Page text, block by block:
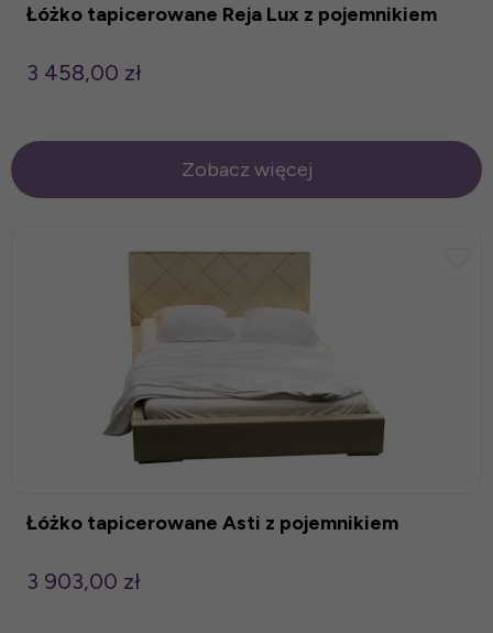
Łóżko tapicerowane Reja Lux z pojemnikiem
3 458,00 zł
Zobacz więcej
Łóżko tapicerowane Asti z pojemnikiem
3 903,00 zł